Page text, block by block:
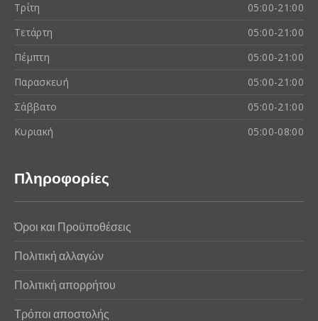
Τρίτη
05:00-21:00
Τετάρτη
05:00-21:00
Πέμπτη
05:00-21:00
Παρασκευή
05:00-21:00
Σάββατο
05:00-21:00
Κυριακή
05:00-08:00
Πληροφορίες
Όροι και Προϋποθέσεις
Πολιτική αλλαγών
Πολιτική απορρήτου
Τρόποι αποστολής